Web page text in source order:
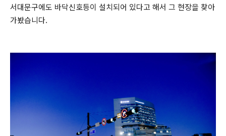
서대문구에도 바닥신호등이 설치되어 있다고 해서 그 현장을 찾아
가봤습니다.